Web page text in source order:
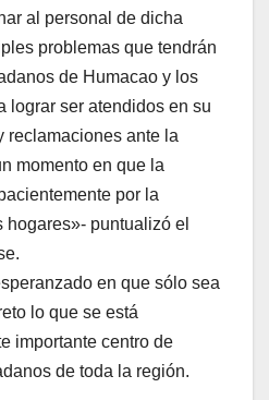
al personal de dicha
problemas que tendrán
de Humacao y los
lograr ser atendidos en su
reclamaciones ante la
momento en que la
por la
hogares»- puntualizó el
en que sólo sea
lo que se está
importante centro de
de toda la región.